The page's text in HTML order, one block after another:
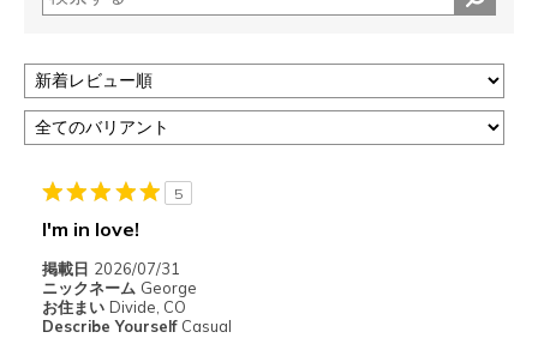
5
I'm in love!
掲載日 2026/07/31
ニックネーム George
お住まい Divide, CO
Describe Yourself Casual